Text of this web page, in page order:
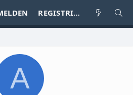
REGISTRIEREN
A